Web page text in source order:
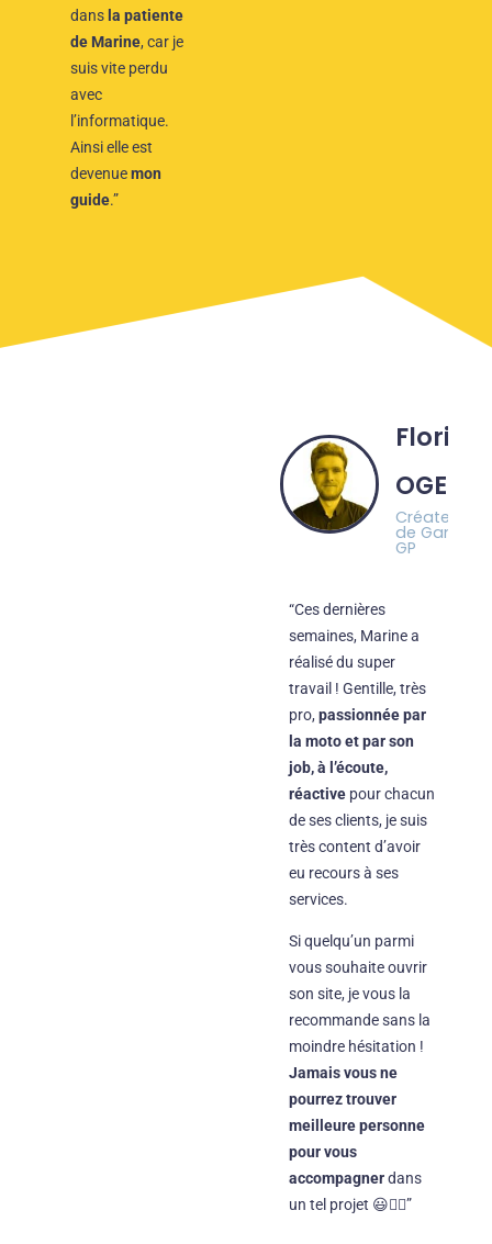
dans la patiente
de Marine, car je
suis vite perdu
avec
l’informatique.
Ainsi elle est
devenuemon
guide.”
Florian
OGER
Créateur
de Game
GP
“Ces dernières
semaines, Marine a
réalisé du super
travail ! Gentille, très
pro,passionnée par
la moto et par son
job, à l’écoute,
réactive pour chacun
de ses clients, je suis
très content d’avoir
eu recours à ses
services.
Si quelqu’un parmi
vous souhaite ouvrir
son site, je vous la
recommande sans la
moindre hésitation !
Jamais vous ne
pourrez trouver
meilleure personne
pour vous
accompagnerdans
un tel projet 😃👌🏾”